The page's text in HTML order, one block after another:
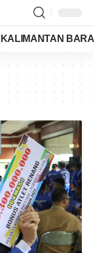
KALIMANTAN